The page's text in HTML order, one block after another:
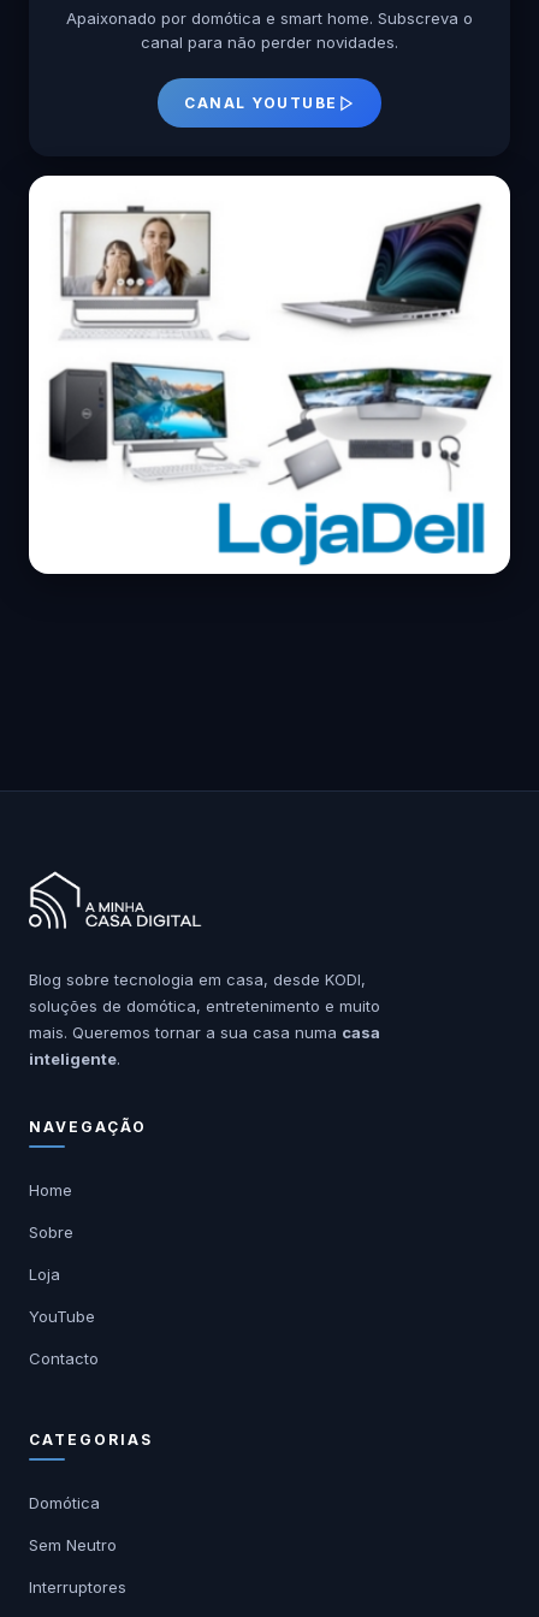
Apaixonado por domótica e smart home. Subscreva o
canal para não perder novidades.
CANAL YOUTUBE
Blog sobre tecnologia em casa, desde KODI,
soluções de domótica, entretenimento e muito
mais. Queremos tornar a sua casa numa casa
inteligente.
NAVEGAÇÃO
Home
Sobre
Loja
YouTube
Contacto
CATEGORIAS
Domótica
Sem Neutro
Interruptores